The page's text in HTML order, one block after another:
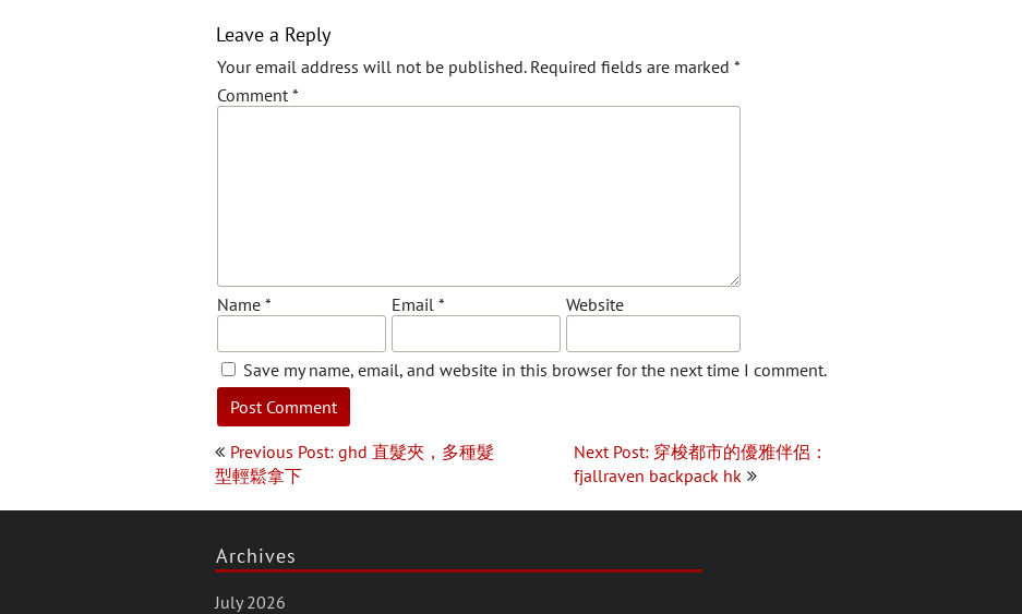
Leave a Reply
Your email address will not be published. Required fields are marked *
Comment*
Name * Email * Website
Save my name, email, and website in this browser for the next time I comment.
Post
navigation
Previous Post: ghd 直髮夾，多種髮
型輕鬆拿下
Next Post: 穿梭都市的優雅伴侶：
fjallraven backpack hk
Archives
July 2026